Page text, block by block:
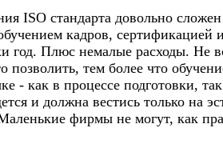
ISO стандарта довольно
кадров, сертификацией
год. Плюс немалые расходы. Не
позволить, тем более что
- как в процессе подготовки,
и должна вестись только на
фирмы не могут, как